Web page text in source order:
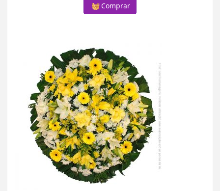
Comprar